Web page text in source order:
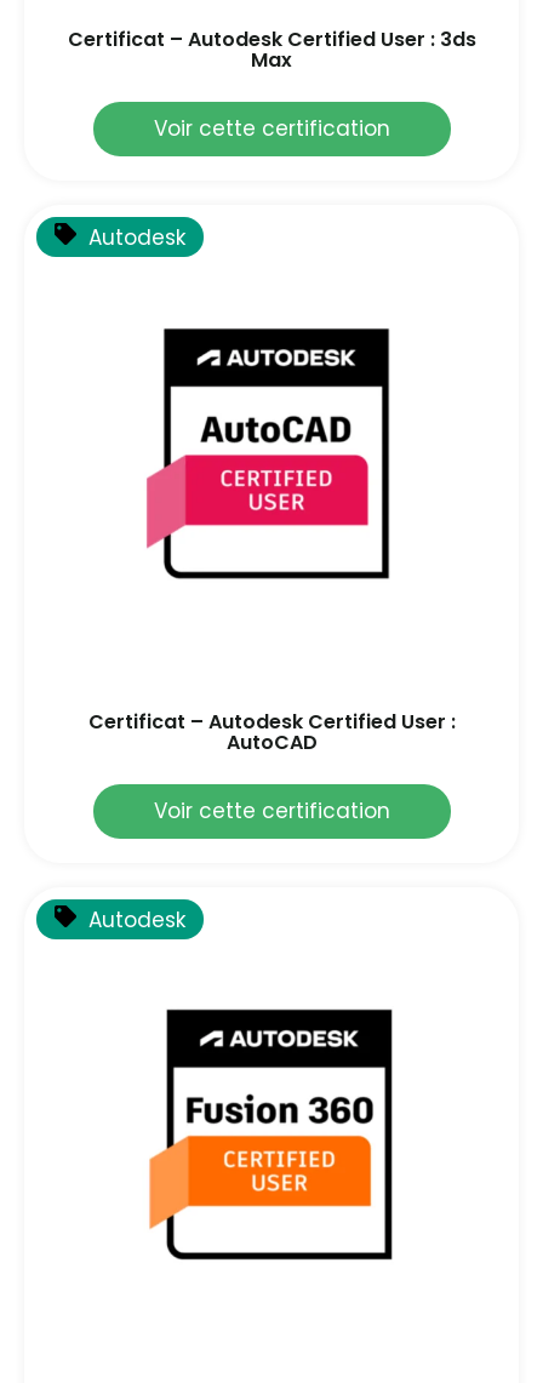
Certificat – Autodesk Certified User : 3ds
Max
Voir cette certification
Autodesk
Certificat – Autodesk Certified User :
AutoCAD
Voir cette certification
Autodesk